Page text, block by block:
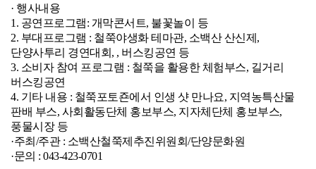
· 행사내용
1. 공연프로그램: 개막콘서트, 불꽃놀이 등
2. 부대프로그램 : 철쭉야생화 테마관, 소백산 산신제,
단양사투리 경연대회, , 버스킹공연 등
3. 소비자 참여 프로그램 : 철쭉을 활용한 체험부스, 길거리
버스킹공연
4. 기타 내용 : 철쭉포토죤에서 인생 샷 만나요, 지역농특산물
판배 부스, 사회활동단체 홍보부스, 지자체단체 홍보부스,
풍물시장 등
·주최/주관 : 소백산철쭉제추진위원회/단양문화원
·문의 : 043-423-0701